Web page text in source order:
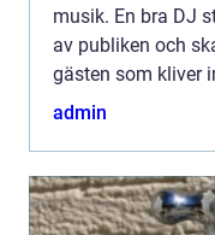
musik. En bra DJ
av publiken och
gästen som kliver
För den som vill
admin